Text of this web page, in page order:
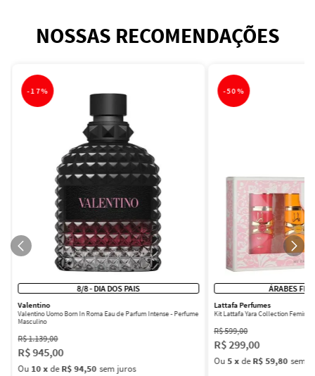
NOSSAS RECOMENDAÇÕES
-17%
8/8 - DIA DOS PAIS
Valentino
Valentino Uomo Born In Roma Eau de Parfum Intense - Perfume
Masculino
R$1.139,00
R$945,00
Ou 10xdeR$ 94,50 sem juros
-50%
ÁRABES
Lattafa Perfumes
Kit Lattafa Yara Collection
R$599,00
R$299,00
Ou5xdeR$ 59,80 sem